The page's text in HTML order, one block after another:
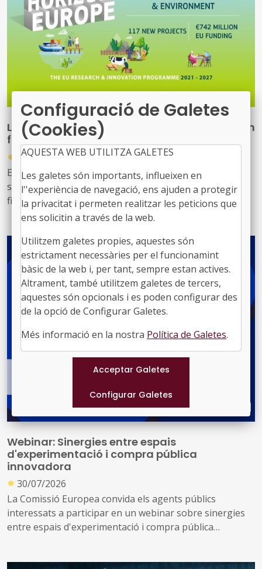
La UE finança 117 projectes de recerca per a un
futur més verd amb 742 milions d'euros
●
30/07/2026
Els projectes, que ja han signat els convenis de
subvenció amb la Comissió, compten amb un
finançament conjunt de 742,5 milions d'euros i
contribuiran als objectius del Pacte Verd Europeu, fent
pèrdua de biodiversitat i millorant la gestió dels
recursos naturals.
Webinar: Sinergies entre espais
d'experimentació i compra pública
innovadora
● 30/07/2026
La Comissió Europea convida els agents públics
interessats a participar en un webinar sobre sinergies
entre espais d'experimentació i compra pública
Configuració de Galetes
(Cookies)
AQUESTA WEB UTILITZA GALETES
Les galetes són importants, influeixen en
l''experiència de navegació, ens ajuden a protegir
la privacitat i permeten realitzar les peticions que
ens solicitin a través de la web.
Utilitzem galetes propies, aquestes són
estrictament necessàries per el funcionamint
bàsic de la web i, per tant, sempre estan actives.
Altrament, també utilitzem galetes de tercers,
aquestes són opcionals i es poden configurar des
de la opció de Configurar Galetes.
Més informació en la nostra Política de Galetes.